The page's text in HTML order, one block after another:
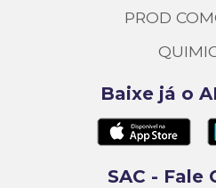
PROD
Baixe já o
SAC - Fale